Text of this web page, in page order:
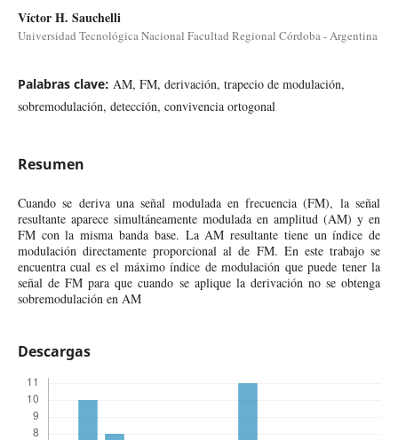
Víctor H. Sauchelli
Universidad Tecnológica Nacional Facultad Regional Córdoba - Argentina
Palabras clave: AM, FM, derivación, trapecio de modulación,
sobremodulación, detección, convivencia ortogonal
Resumen
Cuando se deriva una señal modulada en frecuencia (FM), la señal
resultante aparece simultáneamente modulada en amplitud (AM) y en
FM con la misma banda base. La AM resultante tiene un índice de
modulación directamente proporcional al de FM. En este trabajo se
encuentra cual es el máximo índice de modulación que puede tener la
señal de FM para que cuando se aplique la derivación no se obtenga
sobremodulación en AM
Descargas